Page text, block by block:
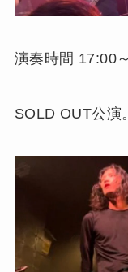
演奏時間 17:00
SOLD OUT公演。